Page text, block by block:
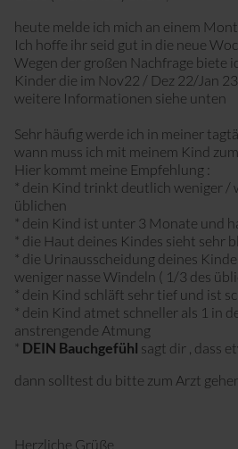
Sport mit Kinderwagen
heute melde ich mich an einem
Ich hoffe ihr seid gut in die neue
Wegen der großen Nachfrage biete
Kinder die im Nov22 / Dez 22/Jan
weitere Informationen siehe unten
Sehr häufig werde ich in meiner
wann muss ich mit meinem Kind
Hier kommt meine Empfehlung :
* dein Kind trinkt deutlich weniger /
üblichen
* dein Kind ist unter 3 Monate und
* die Haut deines Kindes sieht sehr
* die Urinausscheidung deines
weniger nasse Windeln ( 1/3 des
* dein Kind schläft sehr tief und ist
* dein Kind atmet schneller als 1 in
anstrengende Atmung
* DEIN Bauchgefühl sagt dir , dass
dann solltest du bitte zum Arzt gehen
Herzliche Grüße